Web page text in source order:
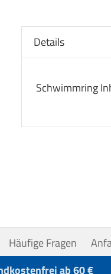
Details
Schwimmring
Häufige Fragen
ab 60 €